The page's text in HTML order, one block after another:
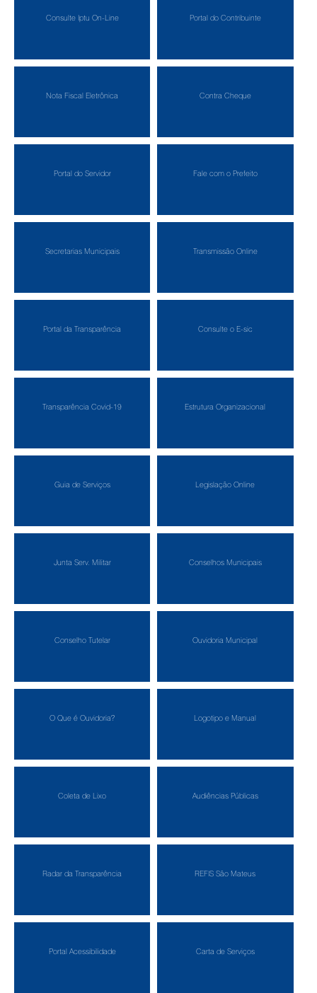
Consulte Iptu On-Line Portal do Contribuinte
Nota Fiscal Eletrônica Contra Cheque
Portal do Servidor Fale com o Prefeito
Secretarias Municipais Transmissão Online
Portal da Transparência Consulte o E-sic
Transparência Covid-19 Estrutura Organizacional
Guia de Serviços Legislação Online
Junta Serv. Militar Conselhos Municipais
Conselho Tutelar Ouvidoria Municipal
O Que é Ouvidoria? Logotipo e Manual
Coleta de Lixo Audiências Públicas
Radar da Transparência REFIS São Mateus
Portal Acessibilidade Carta de Serviços